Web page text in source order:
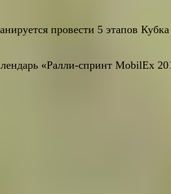
провести 5 этапов Кубка
«Ралли-спринт MobilEx